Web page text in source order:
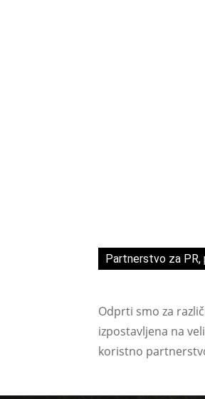
Partnerstvo za PR,
Odprti smo za
izpostavljena na
koristno